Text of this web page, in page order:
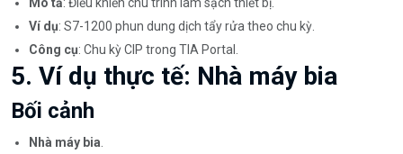
Ví dụ: S7-1200 phun dung dịch tẩy rửa theo chu kỳ.
Công cụ: Chu kỳ CIP trong TIA Portal.
5. Ví dụ thực tế: Nhà máy bia
Bối cảnh
Nhà máy bia